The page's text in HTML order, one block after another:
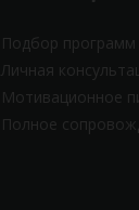
Подбор программ
Личная
Мотивационное
Полное